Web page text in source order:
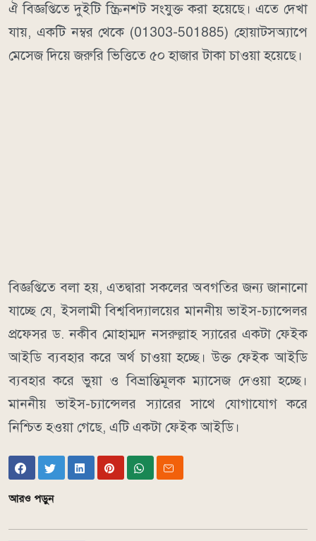
ঐ বিজ্ঞপ্তিতে দুইটি স্ক্রিনশট সংযুক্ত করা হয়েছে। এতে দেখা
যায়, একটি নম্বর থেকে (01303-501885) হোয়াটসঅ্যাপে
মেসেজ দিয়ে জরুরি ভিত্তিতে ৫০ হাজার টাকা চাওয়া হয়েছে।
বিজ্ঞপ্তিতে বলা হয়, এতদ্বারা সকলের অবগতির জন্য জানানো
যাচ্ছে যে, ইসলামী বিশ্ববিদ্যালয়ের মাননীয় ভাইস-চ্যান্সেলর
প্রফেসর ড. নকীব মোহাম্মদ নসরুল্লাহ স্যারের একটা ফেইক
আইডি ব্যবহার করে অর্থ চাওয়া হচ্ছে। উক্ত ফেইক আইডি
ব্যবহার করে ভুয়া ও বিভ্রান্তিমূলক ম্যাসেজ দেওয়া হচ্ছে।
মাননীয় ভাইস-চ্যান্সেলর স্যারের সাথে যোগাযোগ করে
নিশ্চিত হওয়া গেছে, এটি একটা ফেইক আইডি।
আরও পড়ুন